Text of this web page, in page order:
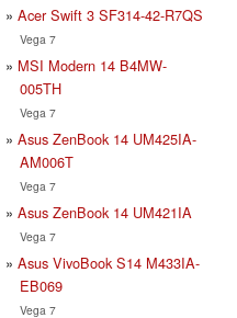
Acer Swift 3 SF314-42-R7QS
Vega 7
MSI Modern 14 B4MW-
005TH
Vega 7
Asus ZenBook 14 UM425IA-
AM006T
Vega 7
Asus ZenBook 14 UM421IA
Vega 7
Asus VivoBook S14 M433IA-
EB069
Vega 7